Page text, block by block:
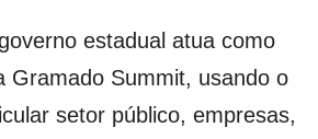
estadual atua como
Gramado Summit, usando o
setor público, empresas,